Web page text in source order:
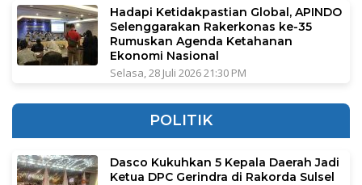
Hadapi Ketidakpastian Global, APINDO
Selenggarakan Rakerkonas ke-35
Rumuskan Agenda Ketahanan
Ekonomi Nasional
Selasa, 28 Juli 2026 21:30 PM
POLITIK
Dasco Kukuhkan 5 Kepala Daerah Jadi
Ketua DPC Gerindra di Rakorda Sulsel